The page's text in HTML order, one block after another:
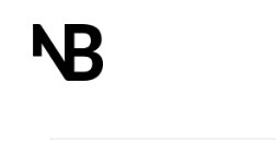
Inhalt
springen